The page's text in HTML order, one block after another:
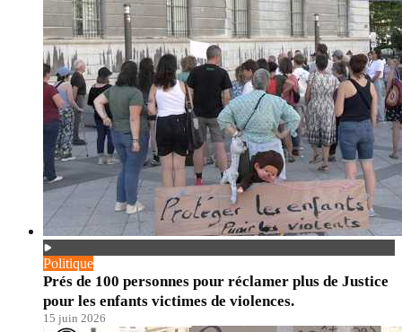
Politique
Prés de 100 personnes pour réclamer plus de Justice
pour les enfants victimes de violences.
15 juin 2026